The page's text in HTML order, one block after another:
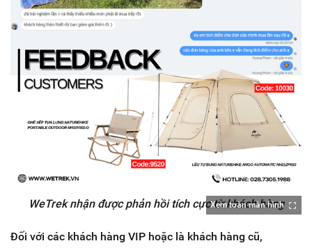
Xem toàn màn hình
WeTrek nhận được phản hồi tích cực từ khách hàng​​​​​​​
Đối với các khách hàng VIP hoặc là khách hàng cũ,